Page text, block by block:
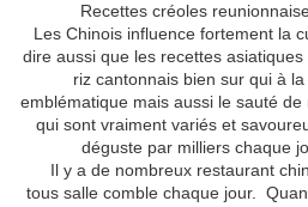
Recettes créoles
Les Chinois influence fortement la
dire aussi que les recettes
riz cantonnais bien sur qui à
emblématique mais aussi le sauté
qui sont vraiment variés et
déguste par milliers chaque
Il y a de nombreux restaurant
tous salle comble chaque jour.